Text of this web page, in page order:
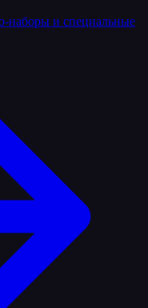
наборы и специальные